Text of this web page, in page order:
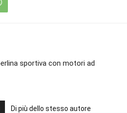
sportiva con motori ad
Di più dello stesso autore